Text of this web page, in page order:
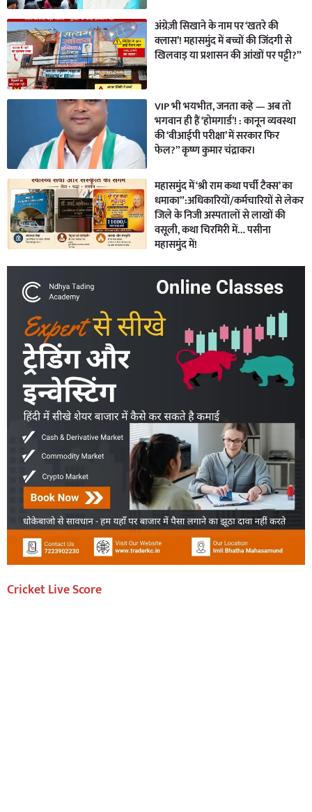
अंग्रेज़ी सिखाने के नाम पर ‘खतरे की
क्लास’! महासमुंद में बच्चों की जिंदगी से
खिलवाड़ या प्रशासन की आंखों पर पट्टी?”
VIP भी भयभीत, जनता कहे — अब तो
भगवान ही हैं ‘होमगार्ड’! : कानून व्यवस्था
की ‘वीआईपी परीक्षा’ में सरकार फिर
फेल?” कृष्ण कुमार चंद्राकर।
महासमुंद में ‘श्री राम कथा पर्ची टैक्स’ का
धमाका”:अधिकारियों/कर्मचारियों से लेकर
जिले के निजी अस्पतालों से लाखों की
वसूली, कथा चिरमिरी में… पसीना
महासमुंद में!
Cricket Live Score